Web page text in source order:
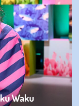
Waku